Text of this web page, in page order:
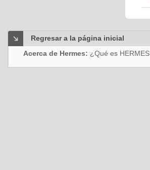
Regresar a la página inicial
Acerca de Hermes: ¿Qué es